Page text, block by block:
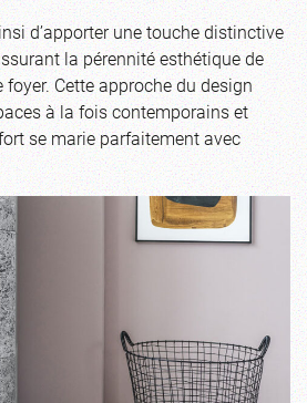
d’apporter une touche distinctive
la pérennité esthétique de
Cette approche du design
à la fois contemporains et
se marie parfaitement avec